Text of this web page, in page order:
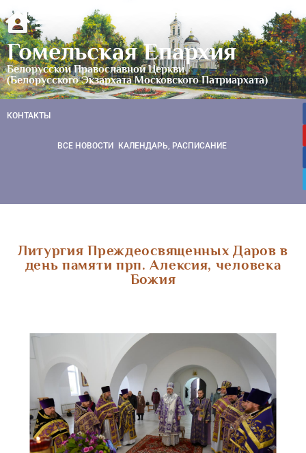
Гомельская Епархия
Белорусской Православной Церкви
(Белорусского Экзархата Московского Патриархата)
КОНТАКТЫ
ВСЕ НОВОСТИ КАЛЕНДАРЬ, РАСПИСАНИЕ
Литургия Преждеосвященных Даров в
день памяти прп. Алексия, человека
Божия